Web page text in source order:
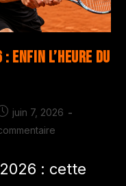
enfin l’heure du
juin 7, 2026
: cette